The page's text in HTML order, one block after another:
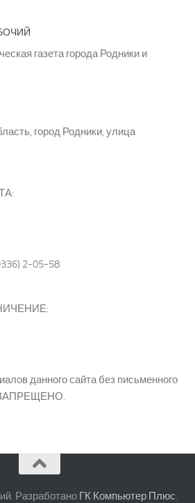
газета города Родники и
город Родники, улица
2-05-58
данного сайта без письменного
ЗАПРЕЩЕНО.
Разработано ГК Компьютер Плюс.